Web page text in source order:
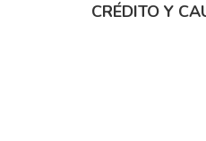
CRÉDITO Y